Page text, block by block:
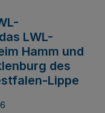
LWL-
Hamm und
des
Lippe